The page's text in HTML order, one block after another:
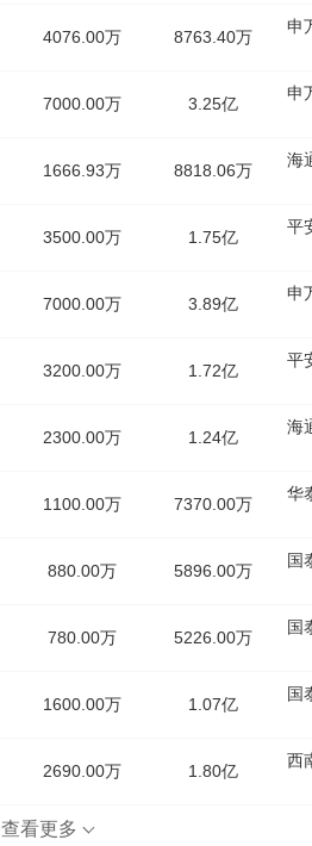
4076.00万 8763.40万
申
7000.00万 3.25亿
申
1666.93万 8818.06万
海
3500.00万 1.75亿
平
7000.00万 3.89亿
申
3200.00万 1.72亿
平
2300.00万 1.24亿
海
1100.00万 7370.00万
华
880.00万 5896.00万
国
780.00万 5226.00万
国
1600.00万 1.07亿
国
2690.00万 1.80亿
西
查看更多